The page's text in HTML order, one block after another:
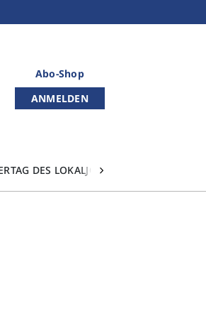
Abo-Shop
ANMELDEN
TAG DES LOKALJOURNALISMUS